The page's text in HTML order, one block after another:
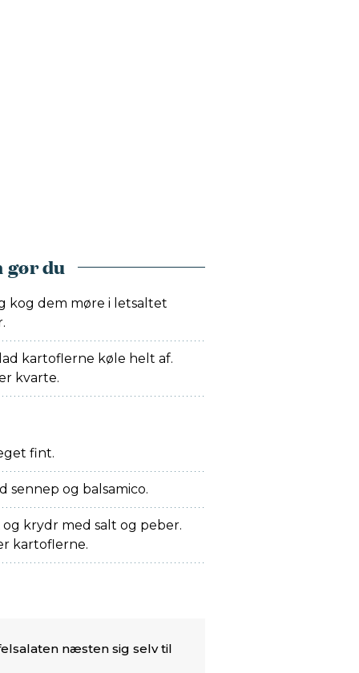
gør du
kog dem møre i letsaltet
kartoflerne køle helt af.
kvarte.
fint.
sennep og balsamico.
og krydr med salt og peber.
kartoflerne.
næsten sig selv til